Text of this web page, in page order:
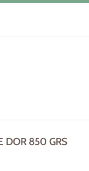
DOR 850 GRS